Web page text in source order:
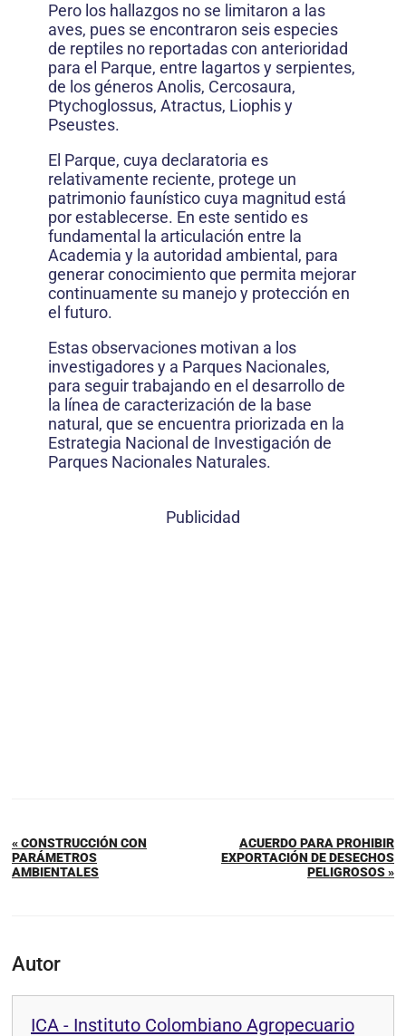
Pero los hallazgos no se limitaron a las
aves, pues se encontraron seis especies
de reptiles no reportadas con anterioridad
para el Parque, entre lagartos y serpientes,
de los géneros Anolis, Cercosaura,
Ptychoglossus, Atractus, Liophis y
Pseustes.
El Parque, cuya declaratoria es
relativamente reciente, protege un
patrimonio faunístico cuya magnitud está
por establecerse. En este sentido es
fundamental la articulación entre la
Academia y la autoridad ambiental, para
generar conocimiento que permita mejorar
continuamente su manejo y protección en
el futuro.
Estas observaciones motivan a los
investigadores y a Parques Nacionales,
para seguir trabajando en el desarrollo de
la línea de caracterización de la base
natural, que se encuentra priorizada en la
Estrategia Nacional de Investigación de
Parques Nacionales Naturales.
Publicidad
« CONSTRUCCIÓN CON
PARÁMETROS
AMBIENTALES
ACUERDO PARA PROHIBIR
EXPORTACIÓN DE DESECHOS
PELIGROSOS »
Autor
ICA - Instituto Colombiano Agropecuario